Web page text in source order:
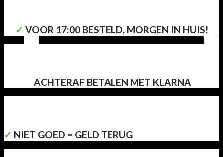
✓ VOOR 17:00 BESTELD, MORGEN IN HUIS!
ACHTERAF BETALEN MET KLARNA
✓ NIET GOED = GELD TERUG